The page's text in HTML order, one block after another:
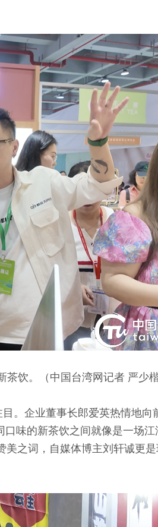
饮。（中国台湾网记者 严少楷
企业董事长郎爱英热情地向
口味的新茶饮之间就像是一场
之词，自媒体博主刘轩诚更是